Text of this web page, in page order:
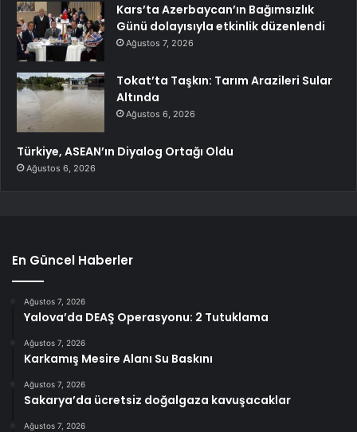
Kars’ta Azerbaycan’ın Bağımsızlık
Günü dolayısıyla etkinlik düzenlendi
Ağustos 7, 2026
Tokat’ta Taşkın: Tarım Arazileri Sular
Altında
Ağustos 6, 2026
Türkiye, ASEAN’ın Diyalog Ortağı Oldu
Ağustos 6, 2026
En Güncel Haberler
Ağustos 7, 2026
Yalova’da DEAŞ Operasyonu: 2 Tutuklama
Ağustos 7, 2026
Karkamış Mesire Alanı Su Baskını
Ağustos 7, 2026
Sakarya’da ücretsiz doğalgaza kavuşacaklar
Ağustos 7, 2026